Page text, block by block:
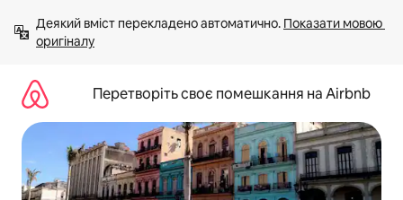
вмісту
Деякий вміст перекладено автоматично. Показати мовою
оригіналу
Перетворіть своє помешкання на Airbnb